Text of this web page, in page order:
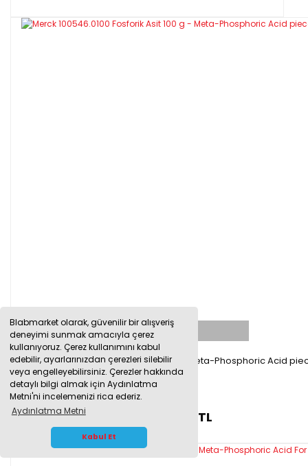
Blabmarket olarak, güvenilir bir alışveriş
deneyimi sunmak amacıyla çerez
kullanıyoruz. Çerez kullanımını kabul
edebilir, ayarlarınızdan çerezleri silebilir
veya engelleyebilirsiniz. Çerezler hakkında
detaylı bilgi almak için Aydınlatma
Metni'ni incelemenizi rica ederiz.
Aydınlatma Metni
Kabul Et
TÜKENDİ
Merck 100546.0100 Fosforik Asit 100 g - Meta-Phosphoric Acid
7.503,00 TL
WHATSAPP İLETİŞİM